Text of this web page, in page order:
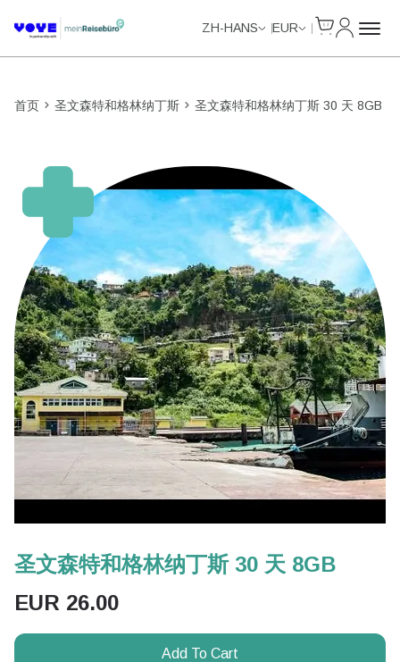
ZH-HANS EUR
首页 圣文森特和格林纳丁斯 圣文森特和格林纳丁斯 30 天 8GB
圣文森特和格林纳丁斯 30 天 8GB
EUR 26.00
Add To Cart